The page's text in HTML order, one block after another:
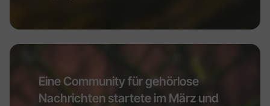
Eine Community für gehörlose
Nachrichten startete im März und